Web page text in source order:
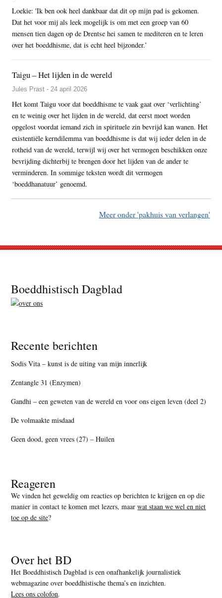
Loekie: 'Ik ben ook heel dankbaar dat dit op mijn pad is gekomen.
Dat het voor mij als leek mogelijk is om met een groep van 60
mensen tien dagen op de Drentse hei samen te mediteren en te leren
over het boeddhisme, dat is echt heel bijzonder.’
Taigu – Het lijden in de wereld
Jules Prast - 24 april 2026
Het komt Taigu voor dat boeddhisme te vaak gaat over ‘verlichting’
en te weinig over het lijden in de wereld, dat eerst moet worden
opgelost voordat iemand zich in spirituele zin bevrijd kan wanen. Het
existentiële kerndilemma van boeddhisme is dat wij ieder delen in de
rotheid van de wereld, terwijl wij over het vermogen beschikken onze
bevrijding dichterbij te brengen door het lijden van de ander te
verminderen. In sommige teksten wordt dit vermogen
‘boeddhanatuur’ genoemd.
Meer onder 'pakhuis van verlangen'
Footer
Boeddhistisch Dagblad
Recente berichten
Sodis Vita – kunst is de uiting van mijn innerlijk
Zentangle 31 (Enzymen)
Gandhi – een geweten van de wereld en voor ons eigen leven (deel 2)
De volmaakte misdaad
Geen dood, geen vrees (27) – Huilen
Reageren
We vinden het geweldig om reacties op berichten te krijgen en op die
manier in contact te komen met lezers, maarwat staan we wel en niet
toe op de site?
Over het BD
Het Boeddhistisch Dagblad is een onafhankelijk journalistiek
webmagazine over boeddhistische thema’s en inzichten.
Lees ons colofon.